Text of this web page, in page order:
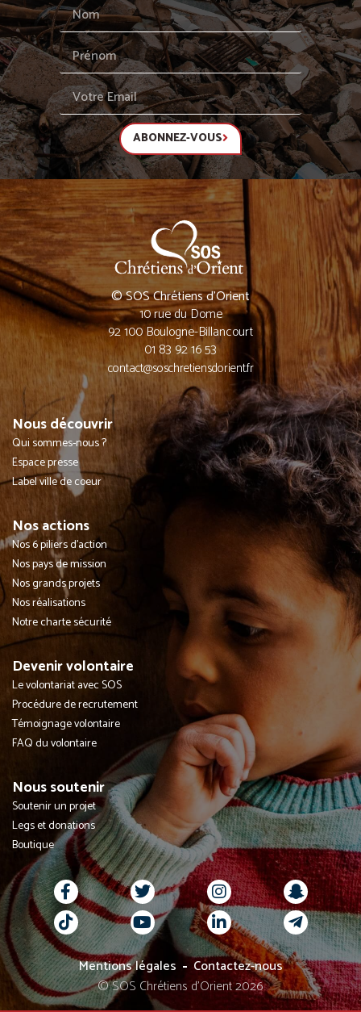
ABONNEZ-VOUS
© SOS Chrétiens d’Orient
10 rue du Dome
92 100 Boulogne-Billancourt
01 83 92 16 53
contact@soschretiensdorient.fr
Nous découvrir
Qui sommes-nous ?
Espace presse
Label ville de coeur
Nos actions
Nos 6 piliers d'action
Nos pays de mission
Nos grands projets
Nos réalisations
Notre charte sécurité
Devenir volontaire
Le volontariat avec SOS
Procédure de recrutement
Témoignage volontaire
FAQ du volontaire
Nous soutenir
Soutenir un projet
Legs et donations
Boutique
Mentions légales
Contactez-nous
© SOS Chrétiens d’Orient 2026